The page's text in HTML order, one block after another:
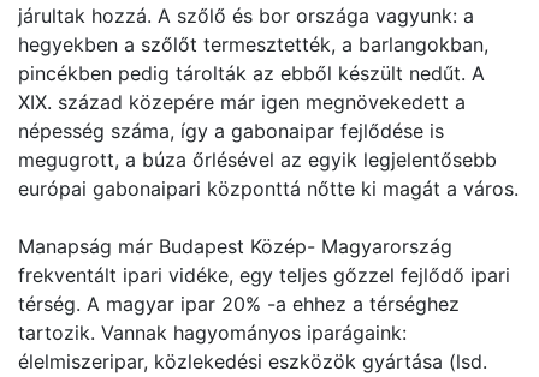
járultak hozzá. A szőlő és bor országa vagyunk: a
hegyekben a szőlőt termesztették, a barlangokban,
pincékben pedig tárolták az ebből készült nedűt. A
XIX. század közepére már igen megnövekedett a
népesség száma, így a gabonaipar fejlődése is
megugrott, a búza őrlésével az egyik legjelentősebb
európai gabonaipari központtá nőtte ki magát a város.
Manapság már Budapest Közép- Magyarország
frekventált ipari vidéke, egy teljes gőzzel fejlődő ipari
térség. A magyar ipar 20% -a ehhez a térséghez
tartozik. Vannak hagyományos iparágaink:
élelmiszeripar, közlekedési eszközök gyártása (lsd.